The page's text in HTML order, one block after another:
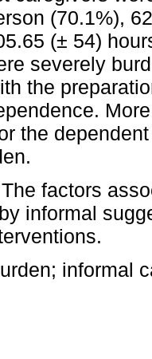
(70.1%),
(± 54)
severely
the
the
factors
informal
informal